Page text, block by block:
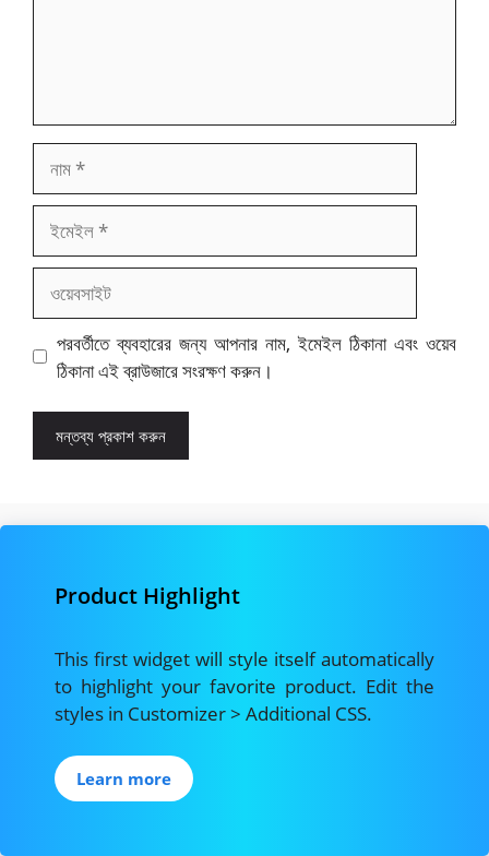
ইমেইল
পরবর্তীতে ব্যবহারের জন্য আপনার নাম, ইমেইল ঠিকানা এবং ওয়েব
ঠিকানা এই ব্রাউজারে সংরক্ষণ করুন।
Product Highlight
This first widget will style itself automatically
to highlight your favorite product. Edit the
styles in Customizer > Additional CSS.
Learn more